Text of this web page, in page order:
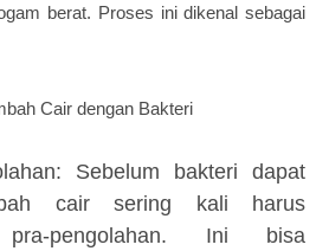
berat. Proses ini dikenal sebagai
Cair dengan Bakteri
Sebelum bakteri dapat
cair sering kali harus
pra-pengolahan. Ini bisa